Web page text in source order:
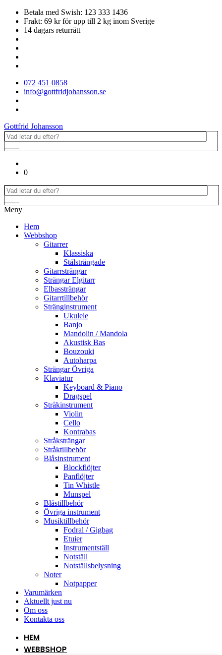
Betala med Swish: 123 333 1436
Frakt: 69 kr för upp till 2 kg inom Sverige
14 dagars returrätt
072 451 0858
info@gottfridjohansson.se
Gottfrid Johansson
0
Meny
Hem
Webbshop
Gitarrer
Klassiska
Stålsträngade
Gitarrsträngar
Strängar Elgitarr
Elbassträngar
Gitarrtillbehör
Stränginstrument
Ukulele
Banjo
Mandolin / Mandola
Akustisk Bas
Bouzouki
Autoharpa
Strängar Övriga
Klaviatur
Keyboard & Piano
Dragspel
Stråkinstrument
Violin
Cello
Kontrabas
Stråksträngar
Stråktillbehör
Blåsinstrument
Blockflöjter
Panflöjter
Tin Whistle
Munspel
Blåstillbehör
Övriga instrument
Musiktillbehör
Fodral / Gigbag
Etuier
Instrumentställ
Notställ
Notställsbelysning
Noter
Notpapper
Varumärken
Aktuellt just nu
Om oss
Kontakta oss
HEM
WEBBSHOP